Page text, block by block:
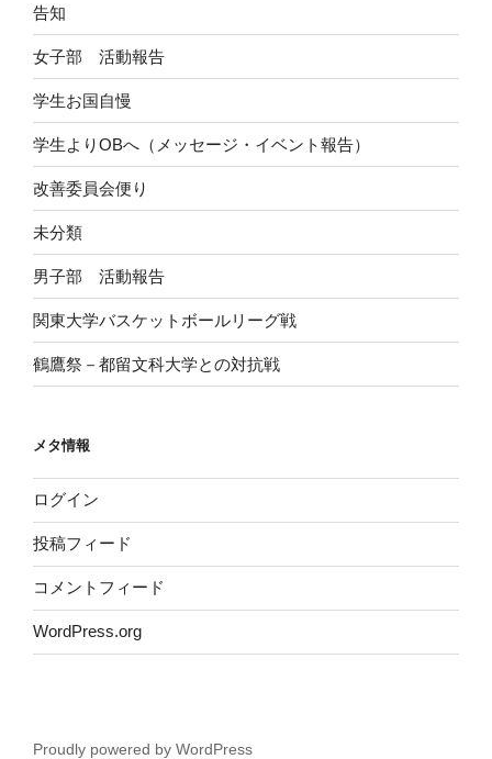
告知
女子部 活動報告
学生お国自慢
学生よりOBへ（メッセージ・イベント報告）
改善委員会便り
未分類
男子部 活動報告
関東大学バスケットボールリーグ戦
鶴鷹祭－都留文科大学との対抗戦
メタ情報
ログイン
投稿フィード
コメントフィード
WordPress.org
Proudly powered by WordPress